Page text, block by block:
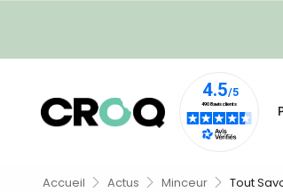
Accueil Actus Minceur Tout